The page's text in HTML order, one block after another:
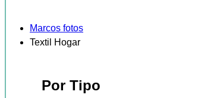
Marcos fotos
Textil Hogar
Por Tipo